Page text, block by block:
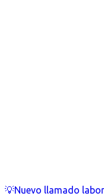
💡Nuevo llamado